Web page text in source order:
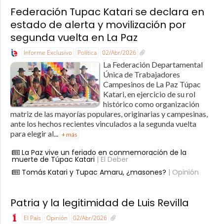
Federación Tupac Katari se declara en
estado de alerta y movilización por
segunda vuelta en La Paz
Informe Exclusivo Política 02/Abr/2026
La Federación Departamental
Única de Trabajadores
Campesinos de La Paz Túpac
Katari, en ejercicio de su rol
histórico como organización
matriz de las mayorías populares, originarias y campesinas,
ante los hechos recientes vinculados a la segunda vuelta
para elegir al...
+ más
La Paz vive un feriado en conmemoración de la
muerte de Túpac Katari | El Deber
Tomás Katari y Tupac Amaru, ¿masones? | Opinión
Patria y la legitimidad de Luis Revilla
El País Opinión 02/Abr/2026